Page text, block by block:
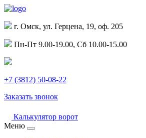
г. Омск, ул. Герцена, 19, оф. 205
Пн-Пт 9.00-19.00, Сб 10.00-15.00
+7 (3812) 50-08-22
Заказать звонок
Калькулятор ворот
Меню